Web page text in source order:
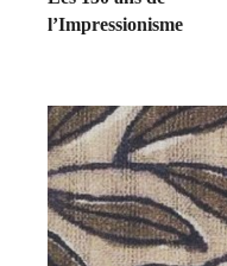
l’Impressionisme